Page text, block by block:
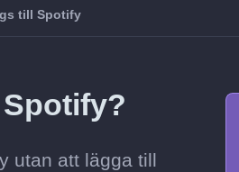
till Spotify
utan att lägga till